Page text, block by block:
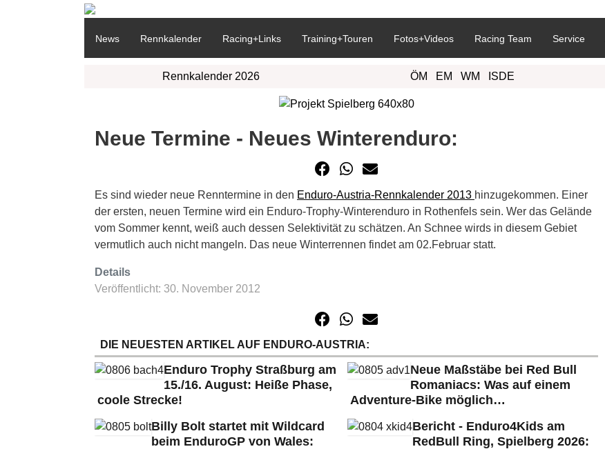
News Rennkalender Racing+Links Training+Touren Fotos+Videos Racing Team Service
Rennkalender 2026 ÖM EM WM ISDE
Neue Termine - Neues Winterenduro:
Es sind wieder neue Renntermine in den Enduro-Austria-Rennkalender 2013 hinzugekommen. Einer
der ersten, neuen Termine wird ein Enduro-Trophy-Winterenduro in Rothenfels sein. Wer das Gelände
vom Sommer kennt, weiß auch dessen Selektivität zu schätzen. An Schnee wirds in diesem Gebiet
vermutlich auch nicht mangeln. Das neue Winterrennen findet am 02.Februar statt.
Details
Veröffentlicht: 30. November 2012
DIE NEUESTEN ARTIKEL AUF ENDURO-AUSTRIA:
Enduro Trophy Straßburg am
15./16. August: Heiße Phase,
coole Strecke!
Neue Maßstäbe bei Red Bull
Romaniacs: Was auf einem
Adventure-Bike möglich…
Billy Bolt startet mit Wildcard
beim EnduroGP von Wales:
Bericht - Enduro4Kids am
RedBull Ring, Spielberg 2026: